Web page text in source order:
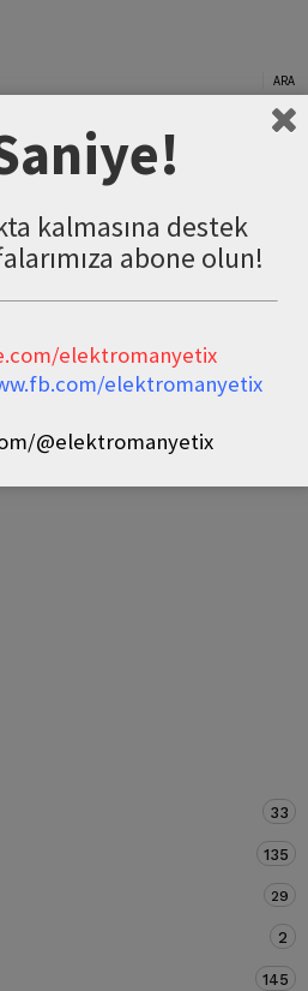
33
135
29
2
145
kalmasına destek
abone olun!
elektromanyetix
elektromanyetix
@elektromanyetix